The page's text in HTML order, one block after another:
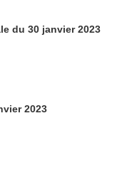
du 30 janvier 2023
2023